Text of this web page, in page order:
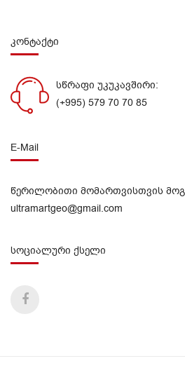
კონტაქტი
სწრაფი უკუკავშირი:
(+995) 579 70 70 85
E-Mail
წერილობითი მომართვისთვის
ultramartgeo@gmail.com
სოციალური ქსელი